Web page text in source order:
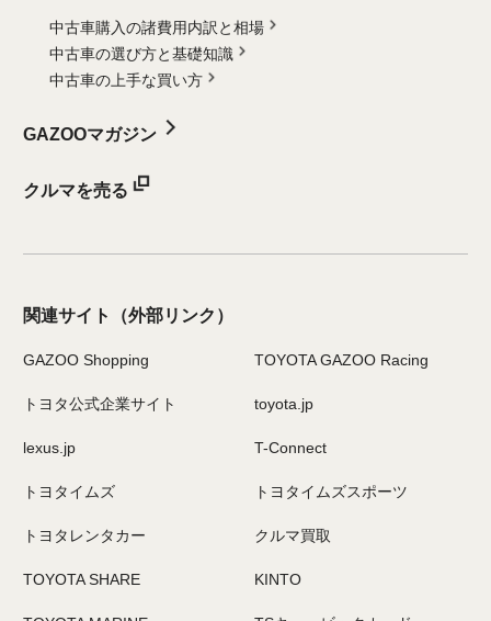
中古車購入の諸費用内訳と相場
中古車の選び方と基礎知識
中古車の上手な買い方
GAZOOマガジン
クルマを売る
関連サイト （外部リンク）
GAZOO Shopping TOYOTA GAZOO Racing
トヨタ公式企業サイト toyota.jp
lexus.jp T-Connect
トヨタイムズ トヨタイムズスポーツ
トヨタレンタカー クルマ買取
TOYOTA SHARE KINTO